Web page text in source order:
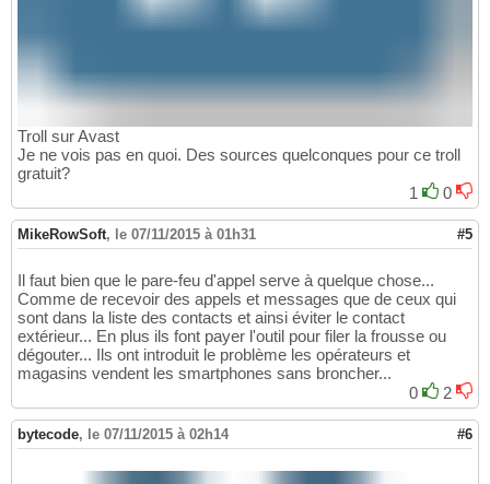
Troll sur Avast
Je ne vois pas en quoi. Des sources quelconques pour ce troll
gratuit?
1
0
MikeRowSoft, le 07/11/2015 à 01h31 #5
Il faut bien que le pare-feu d'appel serve à quelque chose...
Comme de recevoir des appels et messages que de ceux qui
sont dans la liste des contacts et ainsi éviter le contact
extérieur... En plus ils font payer l'outil pour filer la frousse ou
dégouter... Ils ont introduit le problème les opérateurs et
magasins vendent les smartphones sans broncher...
0
2
bytecode, le 07/11/2015 à 02h14 #6